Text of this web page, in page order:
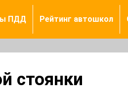
ПДД Рейтинг автошкол
стоянки